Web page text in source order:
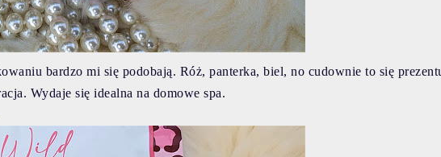
bardzo mi się podobają. Róż, panterka, biel, no cudownie to się
Wydaje się idealna na domowe spa.